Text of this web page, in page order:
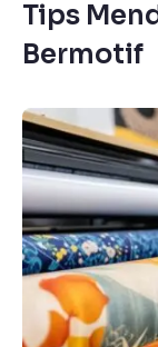
Tips
Bermotif